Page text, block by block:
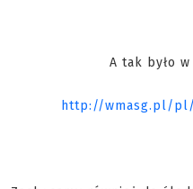
A tak było
http://wmasg.pl/